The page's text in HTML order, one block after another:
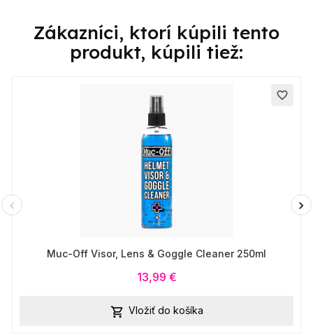
Zákazníci, ktorí kúpili tento
produkt, kúpili tiež:
favorite_border
Muc-Off Visor, Lens & Goggle Cleaner 250ml
13,99 €
 Vložiť do košíka